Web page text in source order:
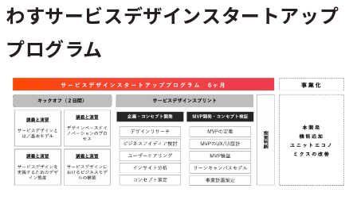
わすサービスデザインスタートアップ
プログラム